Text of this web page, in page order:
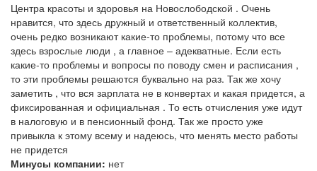
Центра красоты и здоровья на Новослободской . Очень
нравится, что здесь дружный и ответственный коллектив,
очень редко возникают какие-то проблемы, потому что все
здесь взрослые люди , а главное – адекватные. Если есть
какие-то проблемы и вопросы по поводу смен и расписания ,
то эти проблемы решаются буквально на раз. Так же хочу
заметить , что вся зарплата не в конвертах и какая придется, а
фиксированная и официальная . То есть отчисления уже идут
в налоговую и в пенсионный фонд. Так же просто уже
привыкла к этому всему и надеюсь, что менять место работы
не придется
Минусы компании: нет